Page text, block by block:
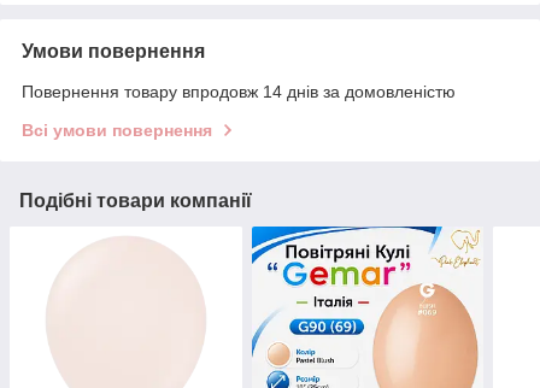
Умови повернення
Повернення товару впродовж 14 днів за домовленістю
Всі умови повернення
Подібні товари компанії